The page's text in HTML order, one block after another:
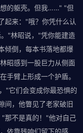
的躯壳。但我……" "但
起来："哦？你凭什么认
"林昭说，"凭你能建造
倾倒，每本书落地都爆
昭感到一股巨力从侧面
手臂上形成一个护盾。
"它们会变成你最恐惧的
间，他瞥见了老家破旧
那不是真的！"他对自己
依靠残响们留下的感